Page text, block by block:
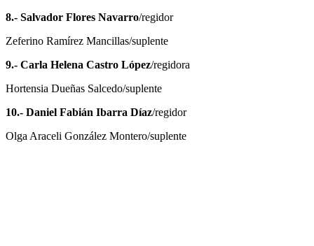
8.- Salvador Flores Navarro/regidor
Zeferino Ramírez Mancillas/suplente
9.- Carla Helena Castro López/regidora
Hortensia Dueñas Salcedo/suplente
10.- Daniel Fabián Ibarra Díaz/regidor
Olga Araceli González Montero/suplente